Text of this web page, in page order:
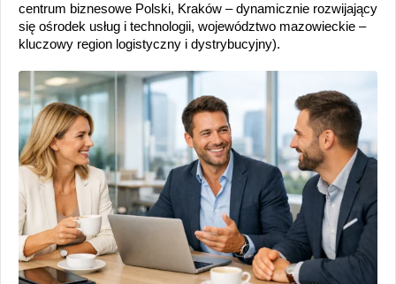
centrum biznesowe Polski, Kraków – dynamicznie rozwijający
się ośrodek usług i technologii, województwo mazowieckie –
kluczowy region logistyczny i dystrybucyjny).